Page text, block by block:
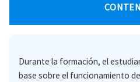
Durante la formación, el
base sobre el funcionamiento